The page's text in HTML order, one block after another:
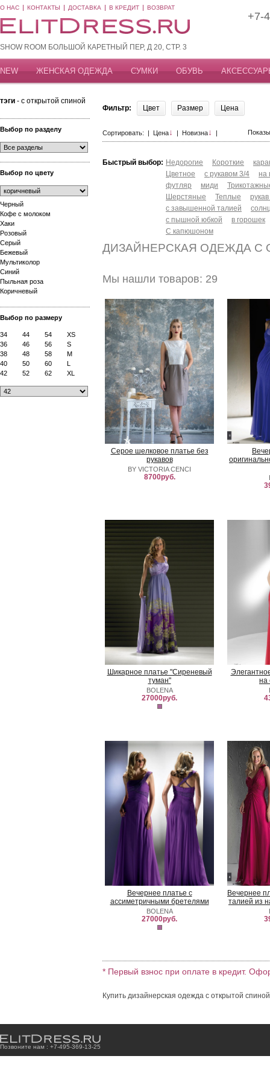
О НАС КОНТАКТЫ ДОСТАВКА В КРЕДИТ ВОЗВРАТ
SHOW ROOM БОЛЬШОЙ КАРЕТНЫЙ ПЕР, Д 20, СТР. 3
+7-
NEW ЖЕНСКАЯ ОДЕЖДА СУМКИ ОБУВЬ
тэги - с открытой спиной
Выбор по разделу
Выбор по цвету
Черный
Кофе с молоком
Хаки
Розовый
Серый
Бежевый
Мультиколор
Синий
Пыльная роза
Коричневый
Выбор по размеру
34 44 54
XS
36
46 56
S
38
48 58
M
40
50 60
L
42
52 62 XL
Фильтр: Цвет Размер Цена
Сортировать: | Цена↓ | Новизна↓ |
Быстрый выбор: Недорогие Короткие
Цветное
с рукавом 3/4
на
футляр
миди
Шерстяные
Теплые
с завышенной талией
с пышной юбкой
в горошек
С капюшоном
ДИЗАЙНЕРСКАЯ ОДЕЖДА С
Мы нашли товаров: 29
Серое шелковое платье без
рукавов
BY VICTORIA CENCI
8700руб.
Шикарное платье "Сиреневый
туман"
BOLENA
27000руб.
на
Вечернее платье с
ассиметричными бретелями
BOLENA
27000руб.
Вечернее
талией из
* Первый взнос при оплате в кредит.
Купить дизайнерская одежда с открытой
Позвоните нам : +7-495-369-13-25